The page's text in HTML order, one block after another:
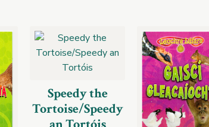
Speedy the
Tortoise/Speedy